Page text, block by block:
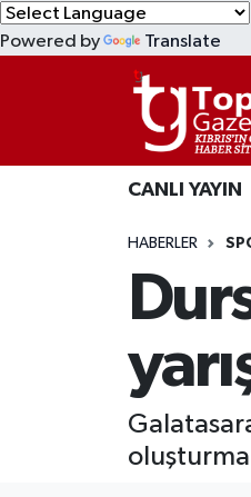
Powered by Translate
CANLI YAYIN
HABERLER
EKONOMİ
MAGAZİN
TEKNOLOJİ
Lefkoşa Nöbetçi
Lefkoşa Hava
Lefkoşa Trafik
Süper Lig Puan
Tüm Manşetler
Son Dakika Haberleri
Haber Arşivi